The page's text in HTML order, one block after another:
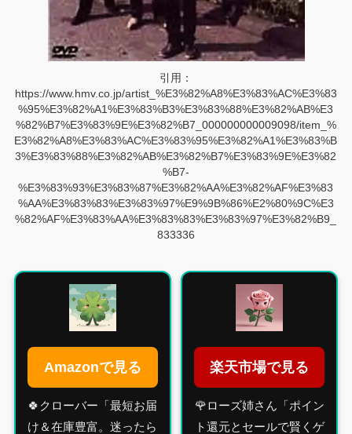
引用：
https://www.hmv.co.jp/artist_%E3%82%A8%E3%83%AC%E3%83
%95%E3%82%A1%E3%83%B3%E3%83%88%E3%82%AB%E3
%82%B7%E3%83%9E%E3%82%B7_000000000009098/item_%
E3%82%A8%E3%83%AC%E3%83%95%E3%82%A1%E3%83%B
3%E3%83%88%E3%82%AB%E3%82%B7%E3%83%9E%E3%82
%B7-
%E3%83%93%E3%83%87%E3%82%AA%E3%82%AF%E3%83
%AA%E3%83%83%E3%83%97%E9%9B%86%E2%80%9C%E3
%82%AF%E3%83%AA%E3%83%83%E3%83%97%E3%82%B9_
833336
Amazonで見る
🍀クローバー「最短お届
け＆在庫豊富。迷ったら
楽天市場で見る
🌹ローズ姉さん「ポイン
ト還元とセールで賢くゲ